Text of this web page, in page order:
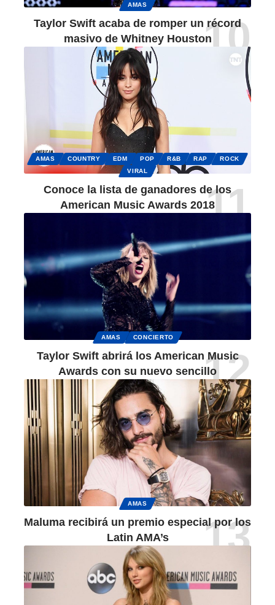
AMAS
Taylor Swift acaba de romper un récord
masivo de Whitney Houston
AMAS COUNTRY EDM POP R&B RAP
ROCK
VIRAL
Conoce la lista de ganadores de los
American Music Awards 2018
AMAS CONCIERTO
Taylor Swift abrirá los American Music
Awards con su nuevo sencillo
AMAS
Maluma recibirá un premio especial por los
Latin AMA’s